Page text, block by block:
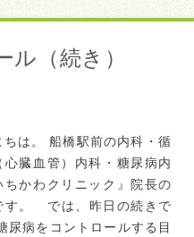
（続き）
ちは。 船橋駅前の内科・循
心臓血管）内科・糖尿病内
ちかわクリニック』院長の
す。 では、昨日の続きで
尿病をコントロールする目